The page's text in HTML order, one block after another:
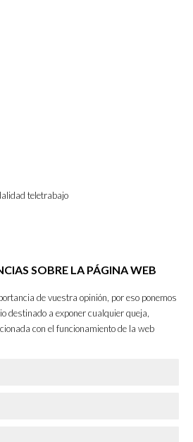
teletrabajo
SOBRE LA PÁGINA WEB
de vuestra opinión, por eso ponemos
destinado a exponer cualquier queja,
con el funcionamiento de la web